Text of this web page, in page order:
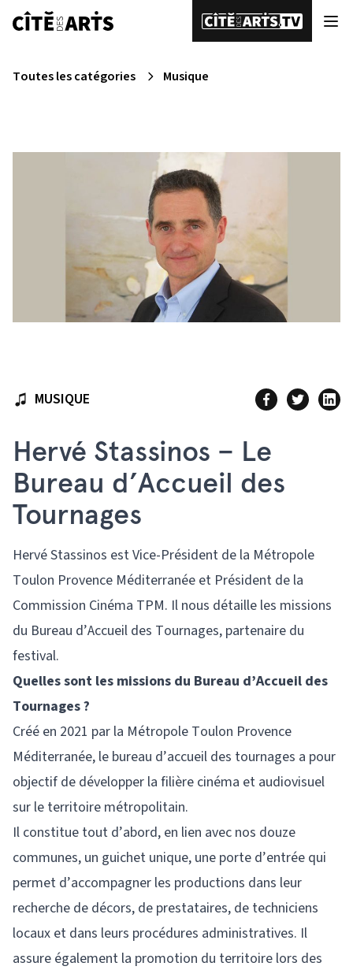
Toutes les catégories Musique
MUSIQUE
Hervé Stassinos – Le
Bureau d’Accueil des
Tournages
Hervé Stassinos est Vice-Président de la Métropole
Toulon Provence Méditerranée et Président de la
Commission Cinéma TPM. Il nous détaille les missions
du Bureau d’Accueil des Tournages, partenaire du
festival.
Quelles sont les missions du Bureau d’Accueil des
Tournages ?
Créé en 2021 par la Métropole Toulon Provence
Méditerranée, le bureau d’accueil des tournages a pour
objectif de développer la filière cinéma et audiovisuel
sur le territoire métropolitain.
Il constitue tout d’abord, en lien avec nos douze
communes, un guichet unique, une porte d’entrée qui
permet d’accompagner les productions dans leur
recherche de décors, de prestataires, de techniciens
locaux et dans leurs procédures administratives. Il
assure également la promotion du territoire lors des